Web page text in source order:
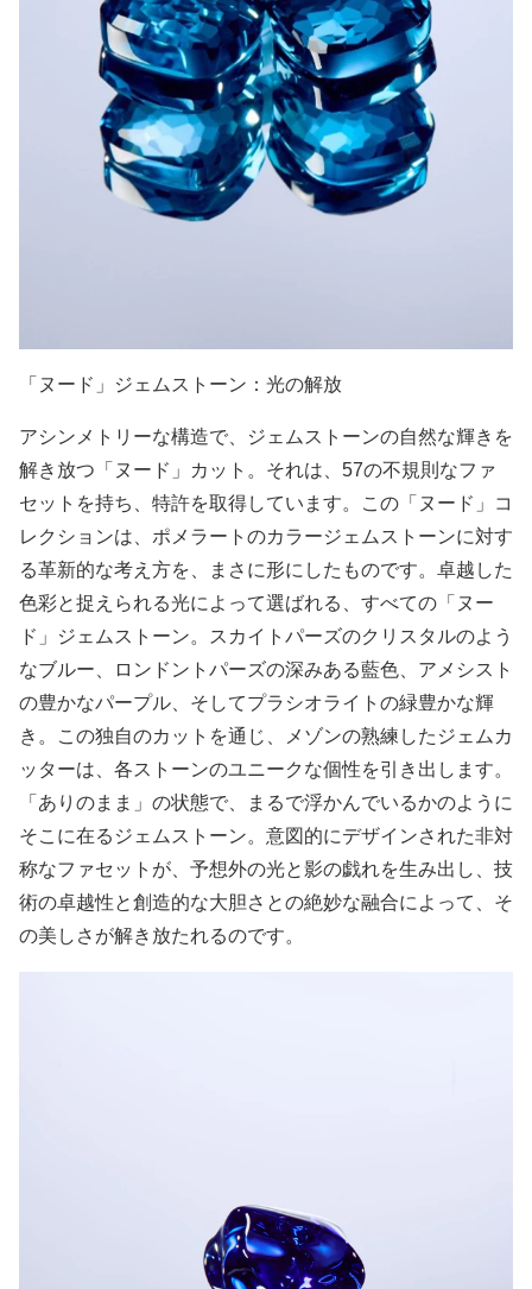
「ヌード」ジェムストーン：光の解放
アシンメトリーな構造で、ジェムストーンの自然な輝きを
解き放つ「ヌード」カット。それは、57の不規則なファ
セットを持ち、特許を取得しています。この「ヌード」コ
レクションは、ポメラートのカラージェムストーンに対す
る革新的な考え方を、まさに形にしたものです。卓越した
色彩と捉えられる光によって選ばれる、すべての「ヌー
ド」ジェムストーン。スカイトパーズのクリスタルのよう
なブルー、ロンドントパーズの深みある藍色、アメシスト
の豊かなパープル、そしてプラシオライトの緑豊かな輝
き。この独自のカットを通じ、メゾンの熟練したジェムカ
ッターは、各ストーンのユニークな個性を引き出します。
「ありのまま」の状態で、まるで浮かんでいるかのように
そこに在るジェムストーン。意図的にデザインされた非対
称なファセットが、予想外の光と影の戯れを生み出し、技
術の卓越性と創造的な大胆さとの絶妙な融合によって、そ
の美しさが解き放たれるのです。